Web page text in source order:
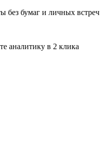
без бумаг и личных встреч
аналитику в 2 клика